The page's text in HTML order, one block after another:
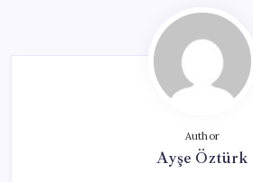
Author
Ayşe Öztürk